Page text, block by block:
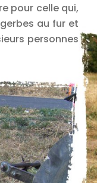
pour celle qui,
au fur et
personnes